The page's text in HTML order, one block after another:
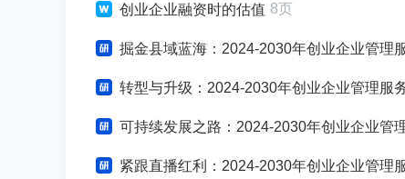
创业企业融资时的估值 8页
掘金县域蓝海：2024-2030年创业企业管理服务企
转型与升级：2024-2030年创业企业管理服务企业
可持续发展之路：2024-2030年创业企业管理服
紧跟直播红利：2024-2030年创业企业管理